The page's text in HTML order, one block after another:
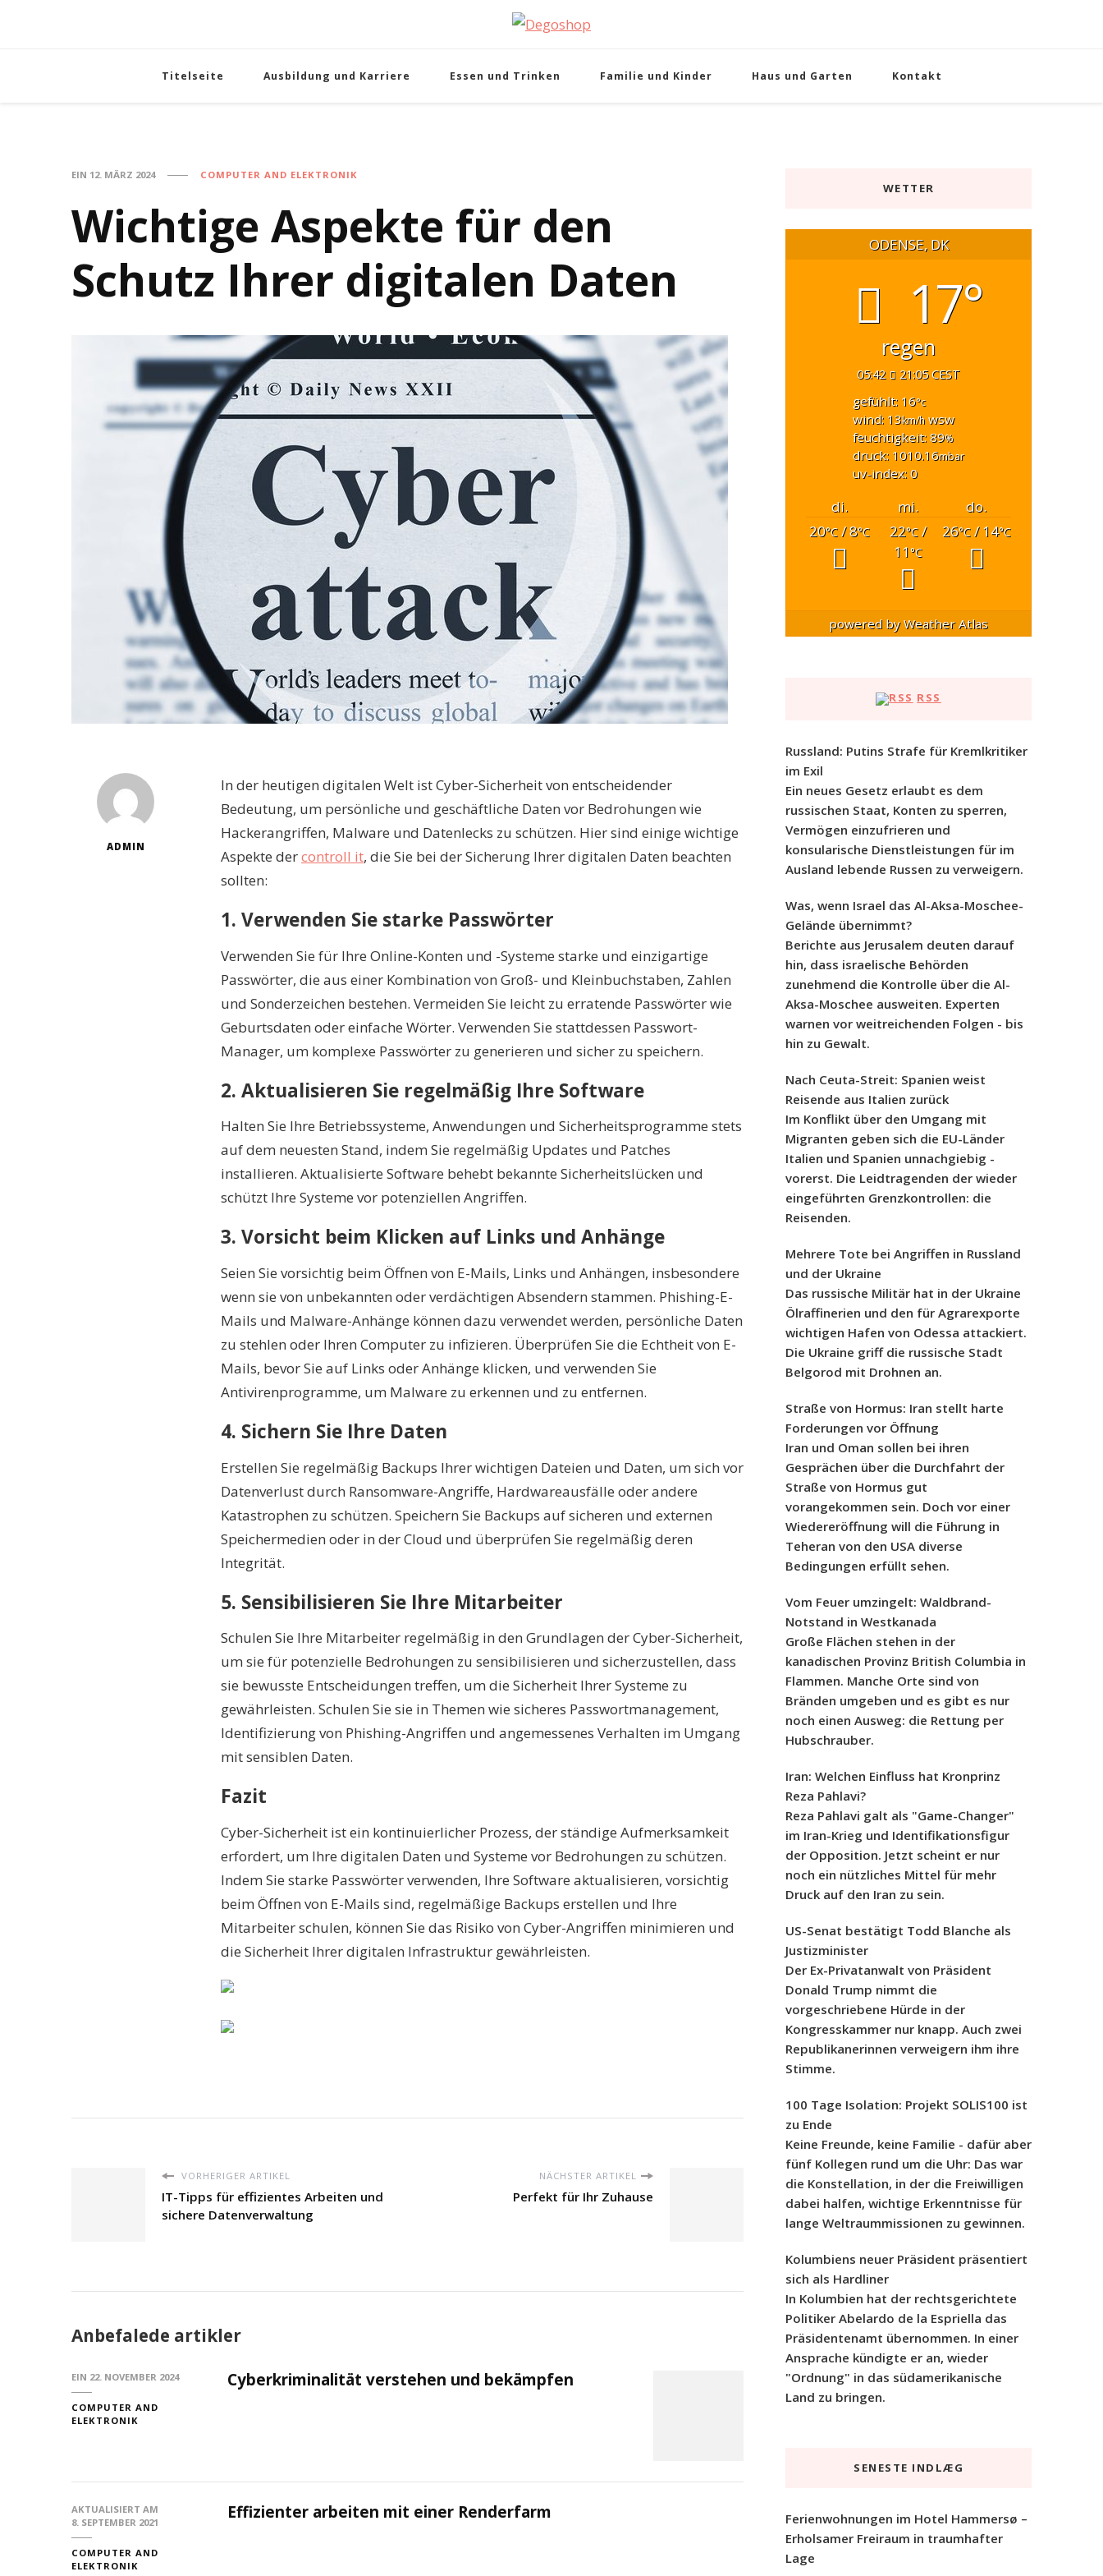
Titelseite Ausbildung und Karriere Essen und Trinken Familie und Kinder Haus und Garten Kontakt
EIN 12. MÄRZ 2024 COMPUTER AND ELEKTRONIK
Wichtige Aspekte für den
Schutz Ihrer digitalen Daten
ADMIN
In der heutigen digitalen Welt ist Cyber-Sicherheit von entscheidender
Bedeutung, um persönliche und geschäftliche Daten vor Bedrohungen wie
Hackerangriffen, Malware und Datenlecks zu schützen. Hier sind einige wichtige
Aspekte dercontroll it, die Sie bei der Sicherung Ihrer digitalen Daten beachten
sollten:
1. Verwenden Sie starke Passwörter
Verwenden Sie für Ihre Online-Konten und -Systeme starke und einzigartige
Passwörter, die aus einer Kombination von Groß- und Kleinbuchstaben, Zahlen
und Sonderzeichen bestehen. Vermeiden Sie leicht zu erratende Passwörter wie
Geburtsdaten oder einfache Wörter. Verwenden Sie stattdessen Passwort-
Manager, um komplexe Passwörter zu generieren und sicher zu speichern.
2. Aktualisieren Sie regelmäßig Ihre Software
Halten Sie Ihre Betriebssysteme, Anwendungen und Sicherheitsprogramme stets
auf dem neuesten Stand, indem Sie regelmäßig Updates und Patches
installieren. Aktualisierte Software behebt bekannte Sicherheitslücken und
schützt Ihre Systeme vor potenziellen Angriffen.
3. Vorsicht beim Klicken auf Links und Anhänge
Seien Sie vorsichtig beim Öffnen von E-Mails, Links und Anhängen, insbesondere
wenn sie von unbekannten oder verdächtigen Absendern stammen. Phishing-E-
Mails und Malware-Anhänge können dazu verwendet werden, persönliche Daten
zu stehlen oder Ihren Computer zu infizieren. Überprüfen Sie die Echtheit von E-
Mails, bevor Sie auf Links oder Anhänge klicken, und verwenden Sie
Antivirenprogramme, um Malware zu erkennen und zu entfernen.
4. Sichern Sie Ihre Daten
Erstellen Sie regelmäßig Backups Ihrer wichtigen Dateien und Daten, um sich vor
Datenverlust durch Ransomware-Angriffe, Hardwareausfälle oder andere
Katastrophen zu schützen. Speichern Sie Backups auf sicheren und externen
Speichermedien oder in der Cloud und überprüfen Sie regelmäßig deren
Integrität.
5. Sensibilisieren Sie Ihre Mitarbeiter
Schulen Sie Ihre Mitarbeiter regelmäßig in den Grundlagen der Cyber-Sicherheit,
um sie für potenzielle Bedrohungen zu sensibilisieren und sicherzustellen, dass
sie bewusste Entscheidungen treffen, um die Sicherheit Ihrer Systeme zu
gewährleisten. Schulen Sie sie in Themen wie sicheres Passwortmanagement,
Identifizierung von Phishing-Angriffen und angemessenes Verhalten im Umgang
mit sensiblen Daten.
Fazit
Cyber-Sicherheit ist ein kontinuierlicher Prozess, der ständige Aufmerksamkeit
erfordert, um Ihre digitalen Daten und Systeme vor Bedrohungen zu schützen.
Indem Sie starke Passwörter verwenden, Ihre Software aktualisieren, vorsichtig
beim Öffnen von E-Mails sind, regelmäßige Backups erstellen und Ihre
Mitarbeiter schulen, können Sie das Risiko von Cyber-Angriffen minimieren und
die Sicherheit Ihrer digitalen Infrastruktur gewährleisten.
VORHERIGER ARTIKEL
IT-Tipps für effizientes Arbeiten und
sichere Datenverwaltung
NÄCHSTER ARTIKEL
Perfekt für Ihr Zuhause
Anbefalede artikler
EIN 22. NOVEMBER 2024
COMPUTER AND
ELEKTRONIK
Cyberkriminalität verstehen und bekämpfen
AKTUALISIERT AM
8. SEPTEMBER 2021
COMPUTER AND
ELEKTRONIK
Effizienter arbeiten mit einer Renderfarm
WETTER
ODENSE, DK
17°
regen
05:42 21:05 CEST
gefühlt: 16°c
wind: 13km/h wsw
feuchtigkeit: 89%
druck: 1010.16mbar
uv-index: 0
di. mi.
do.
20°C / 8°C 22°C/
11°C
26°C/ 14°C
powered byWeather Atlas
RSS
Russland: Putins Strafe für Kremlkritiker
im Exil
Ein neues Gesetz erlaubt es dem
russischen Staat, Konten zu sperren,
Vermögen einzufrieren und
konsularische Dienstleistungen für im
Ausland lebende Russen zu verweigern.
Was, wenn Israel das Al-Aksa-Moschee-
Gelände übernimmt?
Berichte aus Jerusalem deuten darauf
hin, dass israelische Behörden
zunehmend die Kontrolle über die Al-
Aksa-Moschee ausweiten. Experten
warnen vor weitreichenden Folgen - bis
hin zu Gewalt.
Nach Ceuta-Streit: Spanien weist
Reisende aus Italien zurück
Im Konflikt über den Umgang mit
Migranten geben sich die EU-Länder
Italien und Spanien unnachgiebig -
vorerst. Die Leidtragenden der wieder
eingeführten Grenzkontrollen: die
Reisenden.
Mehrere Tote bei Angriffen in Russland
und der Ukraine
Das russische Militär hat in der Ukraine
Ölraffinerien und den für Agrarexporte
wichtigen Hafen von Odessa attackiert.
Die Ukraine griff die russische Stadt
Belgorod mit Drohnen an.
Straße von Hormus: Iran stellt harte
Forderungen vor Öffnung
Iran und Oman sollen bei ihren
Gesprächen über die Durchfahrt der
Straße von Hormus gut
vorangekommen sein. Doch vor einer
Wiedereröffnung will die Führung in
Teheran von den USA diverse
Bedingungen erfüllt sehen.
Vom Feuer umzingelt: Waldbrand-
Notstand in Westkanada
Große Flächen stehen in der
kanadischen Provinz British Columbia in
Flammen. Manche Orte sind von
Bränden umgeben und es gibt es nur
noch einen Ausweg: die Rettung per
Hubschrauber.
Iran: Welchen Einfluss hat Kronprinz
Reza Pahlavi?
Reza Pahlavi galt als "Game-Changer"
im Iran-Krieg und Identifikationsfigur
der Opposition. Jetzt scheint er nur
noch ein nützliches Mittel für mehr
Druck auf den Iran zu sein.
US-Senat bestätigt Todd Blanche als
Justizminister
Der Ex-Privatanwalt von Präsident
Donald Trump nimmt die
vorgeschriebene Hürde in der
Kongresskammer nur knapp. Auch zwei
Republikanerinnen verweigern ihm ihre
Stimme.
100 Tage Isolation: Projekt SOLIS100 ist
zu Ende
Keine Freunde, keine Familie - dafür aber
fünf Kollegen rund um die Uhr: Das war
die Konstellation, in der die Freiwilligen
dabei halfen, wichtige Erkenntnisse für
lange Weltraummissionen zu gewinnen.
Kolumbiens neuer Präsident präsentiert
sich als Hardliner
In Kolumbien hat der rechtsgerichtete
Politiker Abelardo de la Espriella das
Präsidentenamt übernommen. In einer
Ansprache kündigte er an, wieder
"Ordnung" in das südamerikanische
Land zu bringen.
SENESTE INDLÆG
Ferienwohnungen im Hotel Hammersø –
Erholsamer Freiraum in traumhafter
Lage